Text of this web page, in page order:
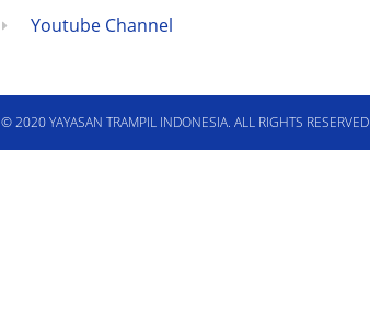
Youtube Channel
© 2020 YAYASAN TRAMPIL INDONESIA. ALL RIGHTS RESERVED​